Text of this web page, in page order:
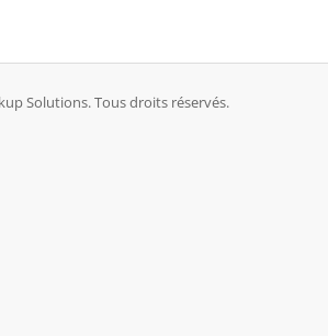
Solutions. Tous droits réservés.